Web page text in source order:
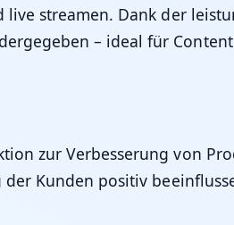
streamen. Dank der
– ideal für
zur Verbesserung von
Kunden positiv